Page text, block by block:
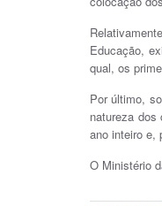
Educação,
qual, os
Por último,
natureza
ano inteiro e,
O Ministério